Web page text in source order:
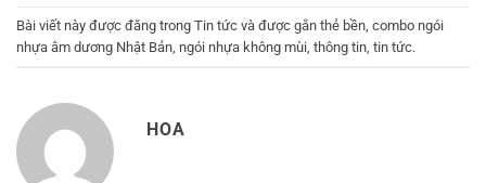
Bài viết này được đăng trong Tin tức và được gắn thẻ bền combo ngói
nhựa âm dương Nhật Bản ngói nhựa không mùi thông tin tin tức.
HOA